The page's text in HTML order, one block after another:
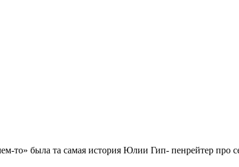
то» была та самая история Юлии Гип- пенрейтер